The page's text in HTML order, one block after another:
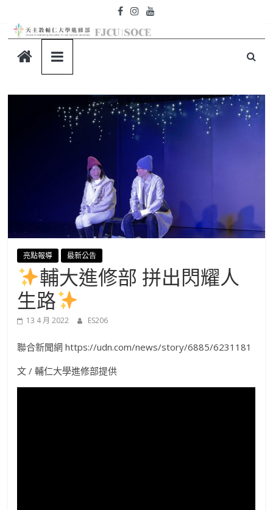
content
天
主
大
學-
進
修
部
官
亮點報導 最新公告
輔大進修部 拼出閃耀人
生路
13 4 月 2022 ES206
聯合新聞網 https://udn.com/news/story/6885/6231181
文 / 輔仁大學進修部提供